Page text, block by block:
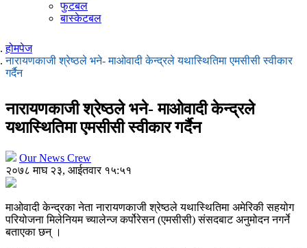
फुटबल
बास्केटबल
होमपेज
नारायणकाजी श्रेष्ठले भने- माओवादी केन्द्रले यथास्थितिमा एमसीसी स्वीकार
गर्दैन
नारायणकाजी श्रेष्ठले भने- माओवादी केन्द्रले
यथास्थितिमा एमसीसी स्वीकार गर्दैन
Our News Crew
२०७८ माघ २३, आईतवार १५:५१
माओवादी केन्द्रका नेता नारायणकाजी श्रेष्ठले यथास्थितिमा अमेरिकी सहयोग
परियोजना मिलेनियम च्यालेन्ज कर्पोरेसन (एमसीसी) संसदबाट अनुमोदन नगर्ने
बताएका छन् ।